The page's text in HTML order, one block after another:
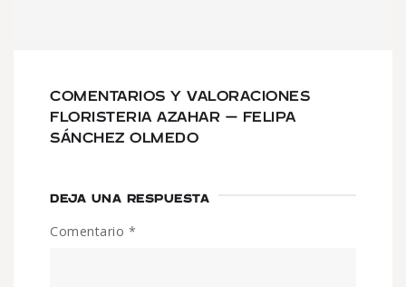
COMENTARIOS Y VALORACIONES
FLORISTERIA AZAHAR – FELIPA
SÁNCHEZ OLMEDO
DEJA UNA RESPUESTA
Comentario *